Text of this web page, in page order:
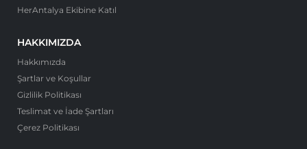
HerAntalya Ekibine Katıl
HAKKIMIZDA
Hakkımızda
Şartlar ve Koşullar
Gizlilik Politikası
Teslimat ve İade Şartları
Çerez Politikası